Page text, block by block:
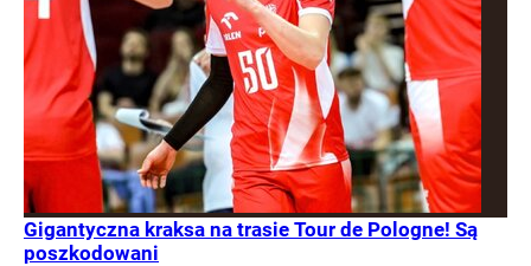
Gigantyczna kraksa na trasie Tour de Pologne! Są
poszkodowani